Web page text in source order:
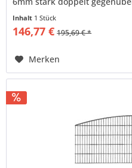
Inhalt 1 Stück
146,77 € 195,69 € *
Merken